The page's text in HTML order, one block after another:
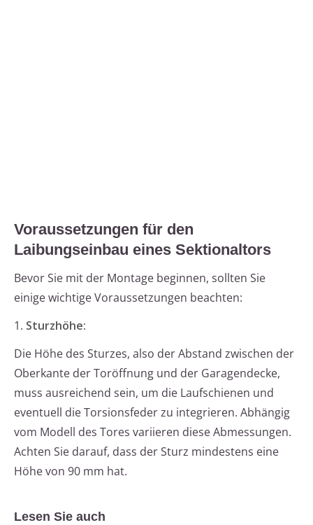
Voraussetzungen für den
Laibungseinbau eines Sektionaltors
Bevor Sie mit der Montage beginnen, sollten Sie
einige wichtige Voraussetzungen beachten:
1. Sturzhöhe:
Die Höhe des Sturzes, also der Abstand zwischen der
Oberkante der Toröffnung und der Garagendecke,
muss ausreichend sein, um die Laufschienen und
eventuell die Torsionsfeder zu integrieren. Abhängig
vom Modell des Tores variieren diese Abmessungen.
Achten Sie darauf, dass der Sturz mindestens eine
Höhe von 90 mm hat.
Lesen Sie auch